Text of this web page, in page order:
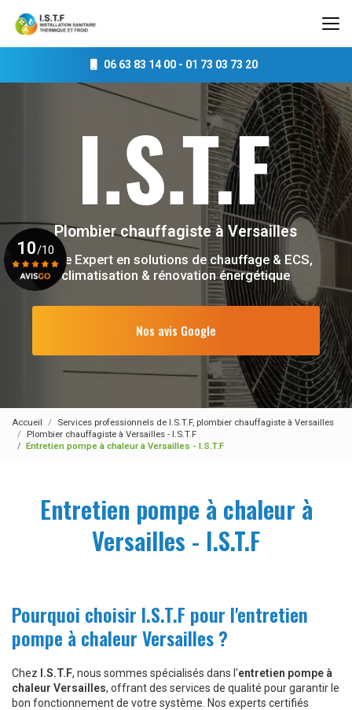
contenu
06 63 83 14 00- 01 73 03 73 20
Plombier chauffagisteà Versailles
Votre Expert en solutions de chauffage & ECS,
climatisation & rénovation énergétique
Nos avis Google
10/10
Accueil
Services professionnels de I.S.T.F, plombier chauffagiste à Versailles
Plombier chauffagiste à Versailles - I.S.T.F
Entretien pompe à chaleur à Versailles - I.S.T.F
Entretien pompe à chaleur à
Versailles - I.S.T.F
Pourquoi choisir I.S.T.F pour l'entretien
pompe à chaleur Versailles ?
Chez I.S.T.F, nous sommes spécialisés dans l'entretien pompe à
chaleur Versailles, offrant des services de qualité pour garantir le
bon fonctionnement de votre système. Nos experts certifiés